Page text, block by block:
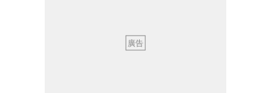
萬安：這很清楚標準一致
白海豚颱風掰了！23:30氣象署解除海上